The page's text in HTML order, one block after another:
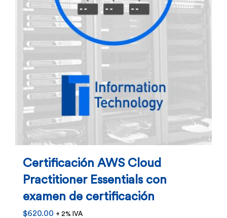
Certificación AWS Cloud
Practitioner Essentials con
examen de certificación
$620.00 + 2% IVA